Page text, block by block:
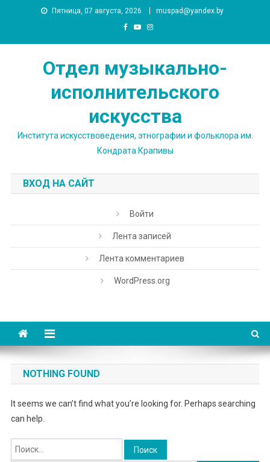
Пятница, 07 августа, 2026 muspad@yandex.by
Отдел музыкально-
исполнительского
искусства
Института искусствоведения, этнографии и фольклора им.
Кондрата Крапивы
ВХОД НА САЙТ
Войти
Лента записей
Лента комментариев
WordPress.org
NOTHING FOUND
It seems we can’t find what you’re looking for. Perhaps searching
can help.
Найти: